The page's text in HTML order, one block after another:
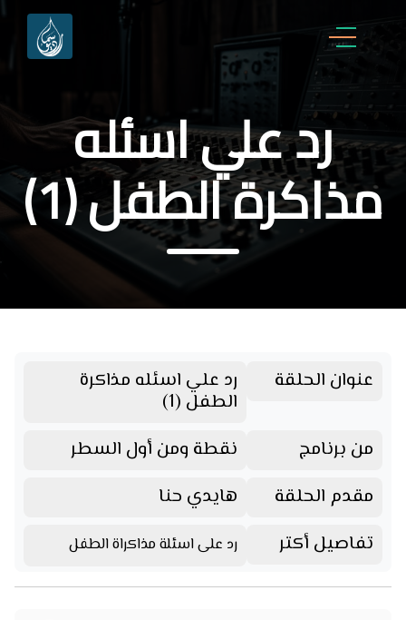
رد علي اسئله
مذاكرة الطفل (1)
عنوان الحلقة رد علي اسئله مذاكرة
الطفل (1)
من برنامج
نقطة ومن أول السطر
مقدم الحلقة
هايدي حنا
تفاصيل أكتر
رد على اسئلة مذاكراة الطفل